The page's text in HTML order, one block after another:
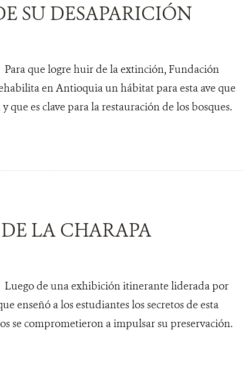
SU DESAPARICIÓN
Para que logre huir de la extinción, Fundación
en Antioquia un hábitat para esta ave que
que es clave para la restauración de los bosques.
LA CHARAPA
Luego de una exhibición itinerante liderada por
enseñó a los estudiantes los secretos de esta
se comprometieron a impulsar su preservación.